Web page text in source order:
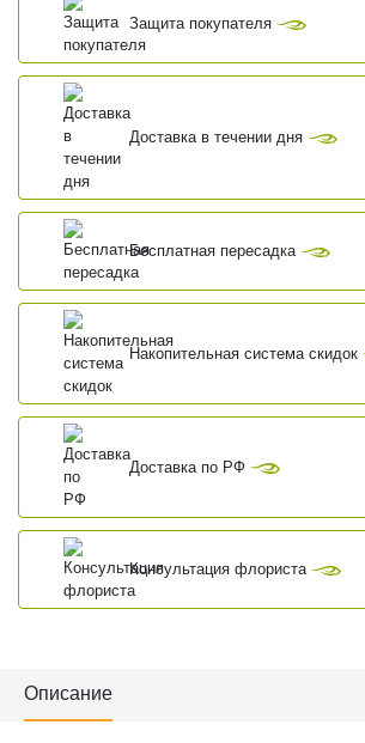
Защита покупателя
Доставка в течении дня
Бесплатная пересадка
Накопительная система скидок
Доставка по РФ
Консультация флориста
Описание